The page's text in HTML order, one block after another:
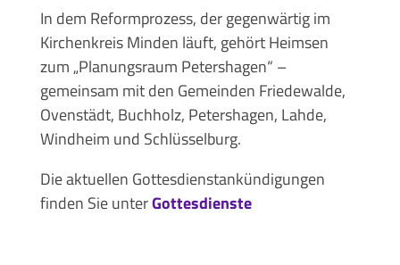
In dem Reformprozess, der gegenwärtig im
Kirchenkreis Minden läuft, gehört Heimsen
zum „Planungsraum Petershagen“ –
gemeinsam mit den Gemeinden Friedewalde,
Ovenstädt, Buchholz, Petershagen, Lahde,
Windheim und Schlüsselburg.
Die aktuellen Gottesdienstankündigungen
finden Sie unterGottesdienste